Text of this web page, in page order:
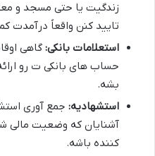
زندگیت یا حتی مسجد و
تایید کنن واقعاً درآمدت
استعلامات بانکی: گاهی
حساب های بانکی ت رو
بشه.
استشهادیه: جمع آوری
آشنایان که وضعیت مالی
کننده باشه.